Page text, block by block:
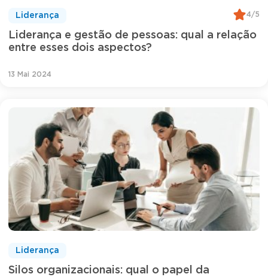
Liderança e gestão de pessoas: qual a relação
entre esses dois aspectos?
Liderança 4/5
13 Mai 2024
Silos organizacionais: qual o papel da
Liderança